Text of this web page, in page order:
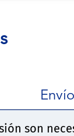
son